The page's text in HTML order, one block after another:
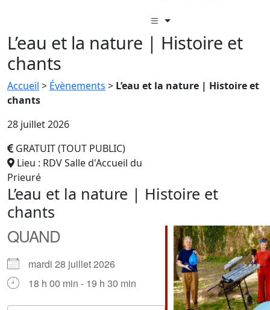
L’eau et la nature | Histoire et
chants
Accueil > Évènements > L’eau et la nature | Histoire et
chants
28 juillet 2026
GRATUIT (TOUT PUBLIC)
Lieu : RDV Salle d'Accueil du
Prieuré
L’eau et la nature | Histoire et
chants
QUAND
mardi 28 juillet 2026
18 h 00 min - 19 h 30 min